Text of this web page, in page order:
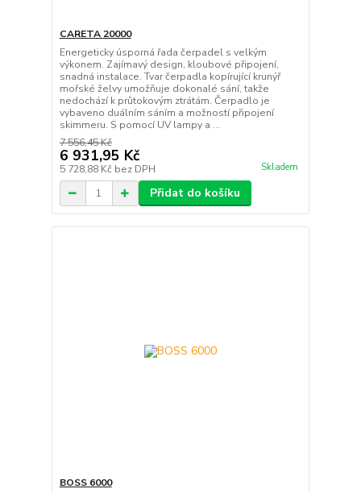
CARETA 20000
Energeticky úsporná řada čerpadel s velkým
výkonem. Zajímavý design, kloubové připojení,
snadná instalace. Tvar čerpadla kopírující krunýř
mořské želvy umožňuje dokonalé sání, takže
nedochází k průtokovým ztrátám. Čerpadlo je
vybaveno duálním sáním a možností připojení
skimmeru. S pomocí UV lampy a ...
7 556,45 Kč
6 931,95 Kč
5 728,88 Kč bez DPH Skladem
Přidat do košíku
BOSS 6000